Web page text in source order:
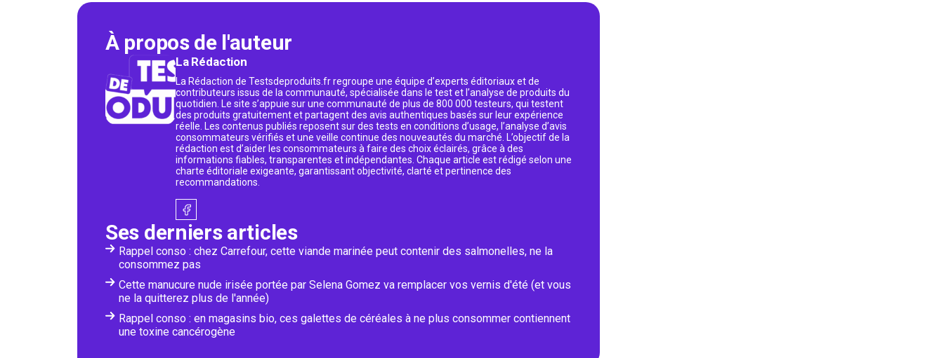
À propos de l'auteur
La Rédaction
La Rédaction de Testsdeproduits.fr regroupe une équipe d’experts éditoriaux et de
contributeurs issus de la communauté, spécialisée dans le test et l’analyse de produits du
quotidien. Le site s’appuie sur une communauté de plus de 800 000 testeurs, qui testent
des produits gratuitement et partagent des avis authentiques basés sur leur expérience
réelle. Les contenus publiés reposent sur des tests en conditions d’usage, l’analyse d’avis
consommateurs vérifiés et une veille continue des nouveautés du marché. L’objectif de la
rédaction est d’aider les consommateurs à faire des choix éclairés, grâce à des
informations fiables, transparentes et indépendantes. Chaque article est rédigé selon une
charte éditoriale exigeante, garantissant objectivité, clarté et pertinence des
recommandations.
Ses derniers articles
Rappel conso : chez Carrefour, cette viande marinée peut contenir des salmonelles, ne la
consommez pas
Cette manucure nude irisée portée par Selena Gomez va remplacer vos vernis d'été (et vous
ne la quitterez plus de l'année)
Rappel conso : en magasins bio, ces galettes de céréales à ne plus consommer contiennent
une toxine cancérogène